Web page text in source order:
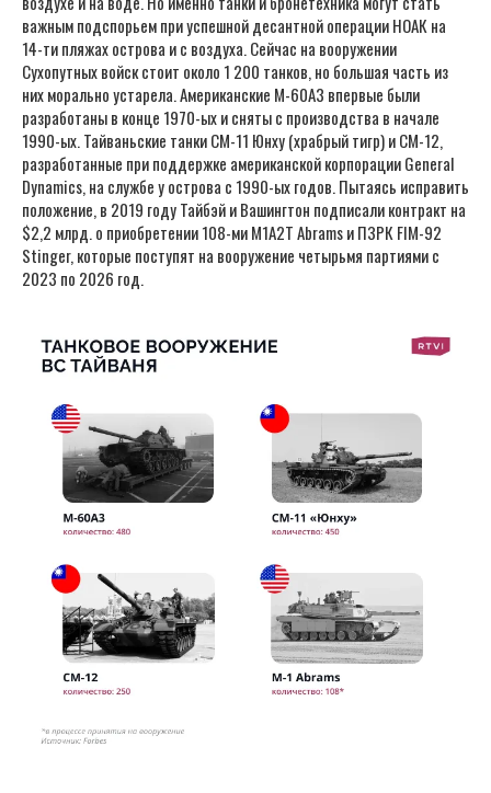
важным подспорьем при успешной десантной операции НОАК на
14-ти пляжах острова и с воздуха. Сейчас на вооружении
Сухопутных войск стоит около 1 200 танков, но большая часть из
них морально устарела. Американские M-60A3 впервые были
разработаны в конце 1970-ых и сняты с производства в начале
1990-ых. Тайваньские танки СM-11 Юнху (храбрый тигр) и СM-12,
разработанные при поддержке американской корпорации General
Dynamics, на службе у острова с 1990-ых годов. Пытаясь исправить
положение, в 2019 году Тайбэй и Вашингтон подписали контракт на
$2,2 млрд. о приобретении 108-ми М1A2T Abrams и ПЗРК FIM-92
Stinger, которые поступят на вооружение четырьмя партиями с
2023 по 2026 год.